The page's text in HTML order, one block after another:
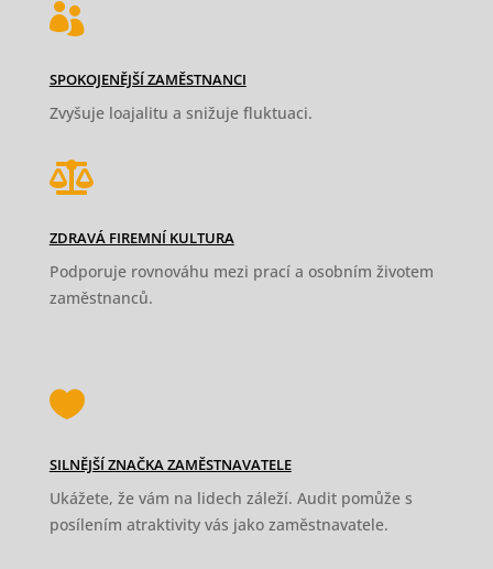

SPOKOJENĚJŠÍ ZAMĚSTNANCI
Zvyšuje loajalitu a snižuje fluktuaci.

ZDRAVÁ FIREMNÍ KULTURA
Podporuje rovnováhu mezi prací a osobním životem
zaměstnanců.

SILNĚJŠÍ ZNAČKA ZAMĚSTNAVATELE
Ukážete, že vám na lidech záleží. Audit pomůže s
posílením atraktivity vás jako zaměstnavatele.